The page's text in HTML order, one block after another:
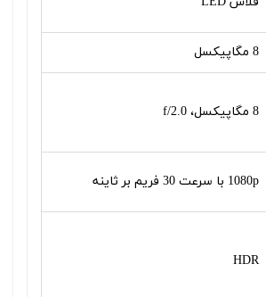
8 مگاپیکسل
8 مگاپیکسل، f/2.0
1080p با سرعت 30 فریم بر ثاینه
HDR